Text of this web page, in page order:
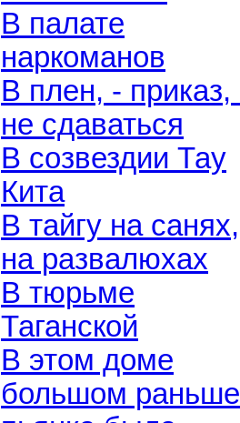
В палате
наркоманов
В плен, - приказ,
не сдаваться
В созвездии Тау
Кита
В тайгу на санях,
на развалюхах
В тюрьме
Таганской
В этом доме
большом раньше